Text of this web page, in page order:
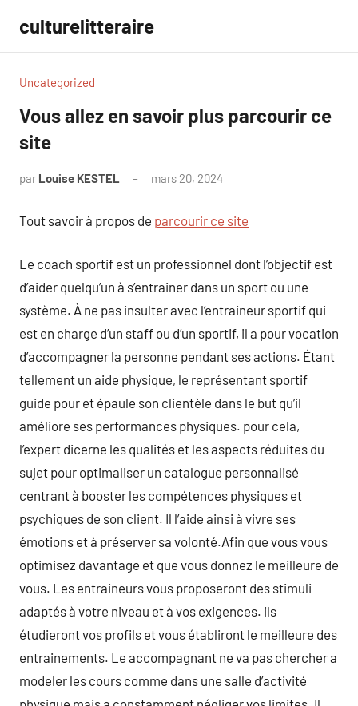
contenu
culturelitteraire
Uncategorized
Vous allez en savoir plus parcourir ce
site
par Louise KESTEL mars 20, 2024
Tout savoir à propos de parcourir ce site
Le coach sportif est un professionnel dont l’objectif est
d’aider quelqu’un à s’entrainer dans un sport ou une
système. À ne pas insulter avec l’entraineur sportif qui
est en charge d’un staff ou d’un sportif, il a pour vocation
d’accompagner la personne pendant ses actions. Étant
tellement un aide physique, le représentant sportif
guide pour et épaule son clientèle dans le but qu’il
améliore ses performances physiques. pour cela,
l’expert dicerne les qualités et les aspects réduites du
sujet pour optimaliser un catalogue personnalisé
centrant à booster les compétences physiques et
psychiques de son client. Il l’aide ainsi à vivre ses
émotions et à préserver sa volonté.Afin que vous vous
optimisez davantage et que vous donnez le meilleure de
vous. Les entraineurs vous proposeront des stimuli
adaptés à votre niveau et à vos exigences. ils
étudieront vos profils et vous établiront le meilleure des
entrainements. Le accompagnant ne va pas chercher a
modeler les cours comme dans une salle d’activité